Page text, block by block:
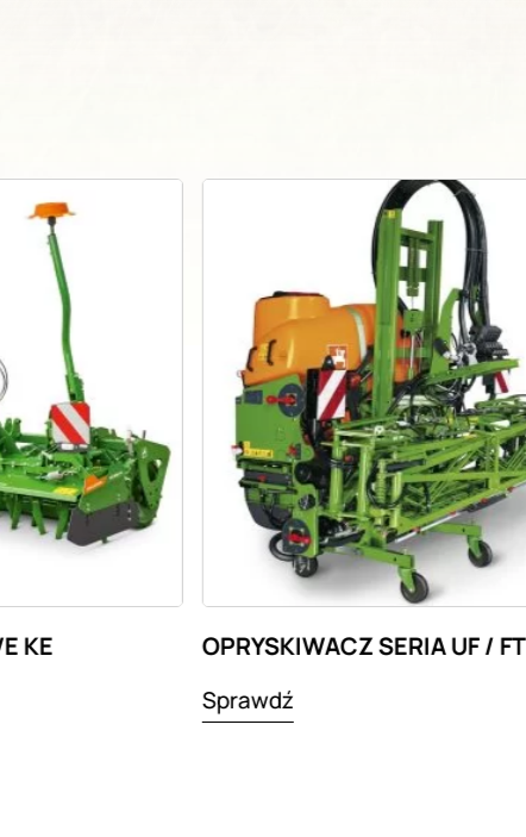
KE OPRYSKIWACZ SERIA UF / FT
Sprawdź